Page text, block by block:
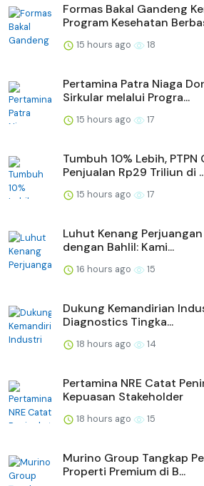
Formas Bakal Gandeng
Program Kesehatan
15 hours ago 18
Pertamina Patra Niaga
Sirkular melalui Progra...
15 hours ago 17
Tumbuh 10% Lebih, PTPN
Penjualan Rp29 Triliun di
15 hours ago 17
Luhut Kenang
dengan Bahlil: Kami...
16 hours ago 15
Dukung Kemandirian
Diagnostics Tingka...
18 hours ago 14
Pertamina NRE Catat
Kepuasan Stakeholder
18 hours ago 15
Murino Group Tangkap
Properti Premium di B...